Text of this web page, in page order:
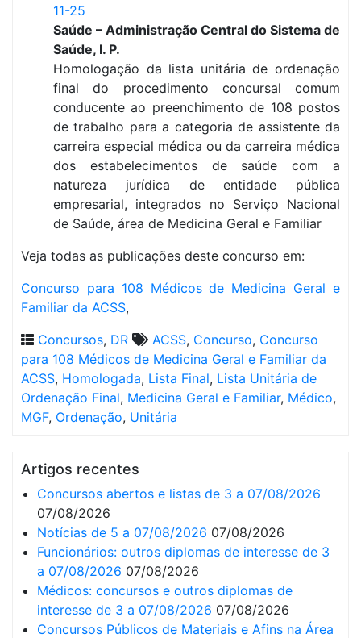
11-25
Saúde – Administração Central do Sistema de
Saúde, I. P.
Homologação da lista unitária de ordenação
final do procedimento concursal comum
conducente ao preenchimento de 108 postos
de trabalho para a categoria de assistente da
carreira especial médica ou da carreira médica
dos estabelecimentos de saúde com a
natureza jurídica de entidade pública
empresarial, integrados no Serviço Nacional
de Saúde, área de Medicina Geral e Familiar
Veja todas as publicações deste concurso em:
Concurso para 108 Médicos de Medicina Geral e
Familiar da ACSS,
Concursos, DR ACSS, Concurso, Concurso
para 108 Médicos de Medicina Geral e Familiar da
ACSS, Homologada, Lista Final, Lista Unitária de
Ordenação Final, Medicina Geral e Familiar, Médico,
MGF, Ordenação, Unitária
Artigos recentes
Concursos abertos e listas de 3 a 07/08/2026
07/08/2026
Notícias de 5 a 07/08/2026 07/08/2026
Funcionários: outros diplomas de interesse de 3
a 07/08/2026 07/08/2026
Médicos: concursos e outros diplomas de
interesse de 3 a 07/08/2026 07/08/2026
Concursos Públicos de Materiais e Afins na Área